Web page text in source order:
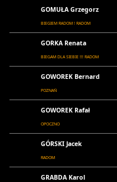
GOMUŁA Grzegorz
BIEGIEM RADOM ! RADOM
GORKA Renata
BIEGAM DLA SIEBIE !!! RADOM
GOWOREK Bernard
POZNAŃ
GOWOREK Rafał
OPOCZNO
GÓRSKI Jacek
RADOM
GRABDA Karol